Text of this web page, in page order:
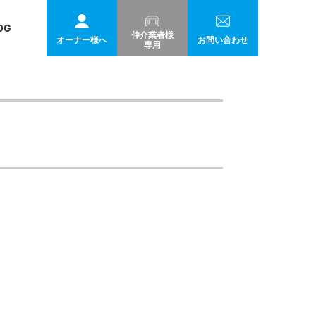
オーナー様へ
仲介業者様
専用
お問い合わせ